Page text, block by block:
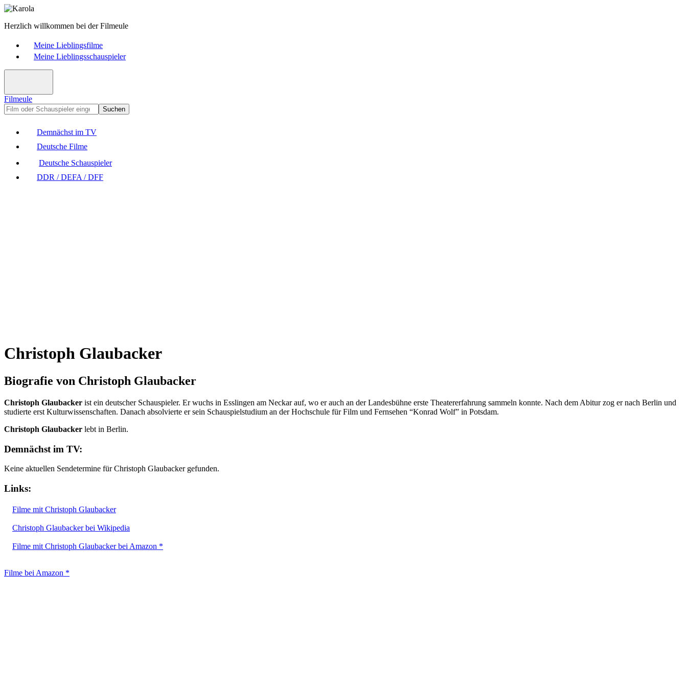
Herzlich willkommen bei der Filmeule
Meine Lieblingsfilme
Meine Lieblingsschauspieler
Filmeule
Suchen
Demnächst im TV
Deutsche Filme
Deutsche Schauspieler
DDR / DEFA / DFF
Christoph Glaubacker
Biografie von Christoph Glaubacker
Christoph Glaubacker ist ein deutscher Schauspieler. Er wuchs in Esslingen am Neckar auf, wo er auch an der Landesbühne erste Theatererfahrung sammeln konnte. Nach dem Abitur zog er nach Berlin und
studierte erst Kulturwissenschaften. Danach absolvierte er sein Schauspielstudium an der Hochschule für Film und Fernsehen “Konrad Wolf” in Potsdam.
Christoph Glaubacker lebt in Berlin.
Demnächst im TV:
Keine aktuellen Sendetermine für Christoph Glaubacker gefunden.
Links:
Filme mit Christoph Glaubacker
Christoph Glaubacker bei Wikipedia
Filme mit Christoph Glaubacker bei Amazon *
Filme bei Amazon *